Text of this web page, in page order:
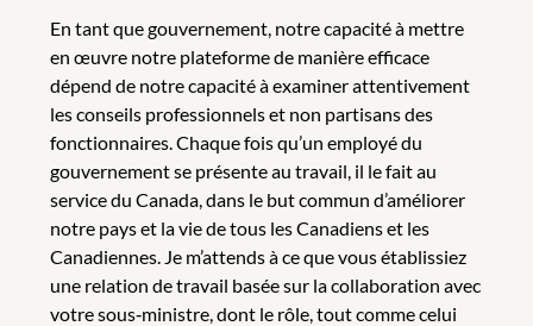
En tant que gouvernement, notre capacité à mettre
en œuvre notre plateforme de manière efficace
dépend de notre capacité à examiner attentivement
les conseils professionnels et non partisans des
fonctionnaires. Chaque fois qu’un employé du
gouvernement se présente au travail, il le fait au
service du Canada, dans le but commun d’améliorer
notre pays et la vie de tous les Canadiens et les
Canadiennes. Je m’attends à ce que vous établissiez
une relation de travail basée sur la collaboration avec
votre sous‑ministre, dont le rôle, tout comme celui